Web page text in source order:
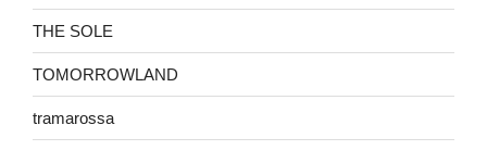
THE SOLE
TOMORROWLAND
tramarossa